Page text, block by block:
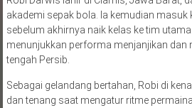
akademi sepak bola. Ia kemudian masuk
sebelum akhirnya naik kelas ke tim
menunjukkan performa menjanjikan dan
tengah Persib.
Sebagai gelandang bertahan, Robi di
dan tenang saat mengatur ritme